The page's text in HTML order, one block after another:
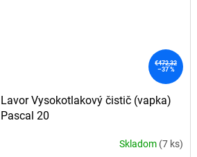
€472,32
–37 %
Lavor Vysokotlakový čistič (vapka)
Pascal 20
Skladom (7 ks)